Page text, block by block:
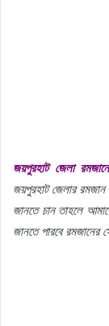
জয়পুরহাট জেলা
জয়পুরহাট জেলার
জানতে চান তাহলে
জানতে পারবে